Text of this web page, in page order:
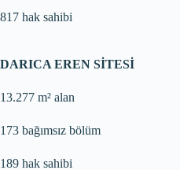
817 hak sahibi
DARICA EREN SİTESİ
13.277 m² alan
173 bağımsız bölüm
189 hak sahibi